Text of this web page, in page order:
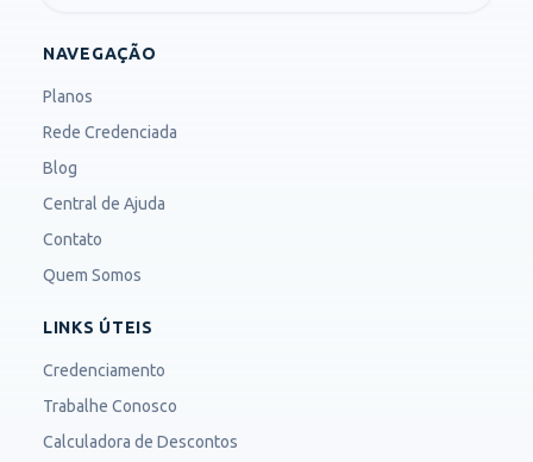
NAVEGAÇÃO
Planos
Rede Credenciada
Blog
Central de Ajuda
Contato
Quem Somos
LINKS ÚTEIS
Credenciamento
Trabalhe Conosco
Calculadora de Descontos